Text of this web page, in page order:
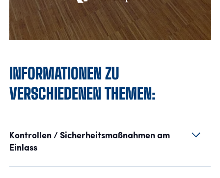
INFORMATIONEN ZU
VERSCHIEDENEN THEMEN:
Kontrollen / Sicherheitsmaßnahmen am
Einlass